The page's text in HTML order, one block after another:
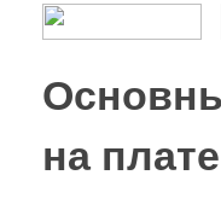
на плате